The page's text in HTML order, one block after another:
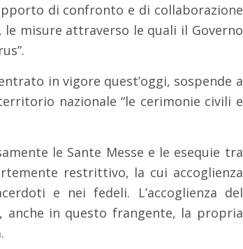
di confronto e di collaborazione
misure attraverso le quali il Governo
in vigore quest’oggi, sospende a
nazionale “le cerimonie civili e
le Sante Messe e le esequie tra
restrittivo, la cui accoglienza
e nei fedeli. L’accoglienza del
anche in questo frangente, la propria